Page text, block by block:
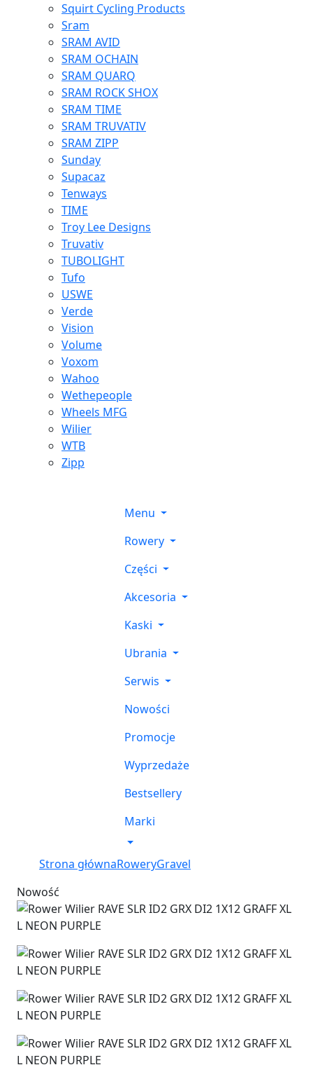
Squirt Cycling Products
Sram
SRAM AVID
SRAM OCHAIN
SRAM QUARQ
SRAM ROCK SHOX
SRAM TIME
SRAM TRUVATIV
SRAM ZIPP
Sunday
Supacaz
Tenways
TIME
Troy Lee Designs
Truvativ
TUBOLIGHT
Tufo
USWE
Verde
Vision
Volume
Voxom
Wahoo
Wethepeople
Wheels MFG
Wilier
WTB
Zipp
Menu
Rowery
Części
Akcesoria
Kaski
Ubrania
Serwis
Nowości
Promocje
Wyprzedaże
Bestsellery
Marki
Strona głównaRoweryGravel
Nowość